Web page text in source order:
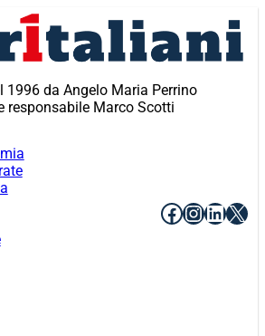
1996 da Angelo Maria Perrino
responsabile Marco Scotti
Facebook
X